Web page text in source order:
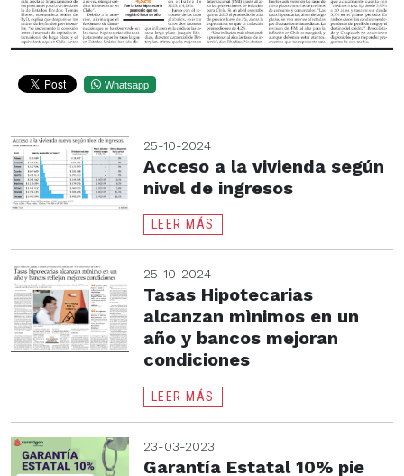
Whatsapp
25-10-2024
Acceso a la vivienda según
nivel de ingresos
LEER MÁS
25-10-2024
Tasas Hipotecarias
alcanzan mìnimos en un
año y bancos mejoran
condiciones
LEER MÁS
23-03-2023
Garantía Estatal 10% pie